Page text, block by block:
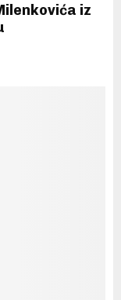
iz